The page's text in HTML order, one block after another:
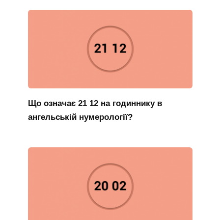
Що означає 21 12 на годиннику в
ангельській нумерології?